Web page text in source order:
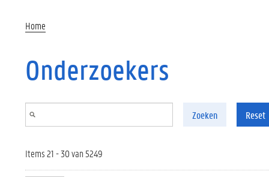
Home
Onderzoekers
Zoeken Reset
Items 21 - 30 van 5249